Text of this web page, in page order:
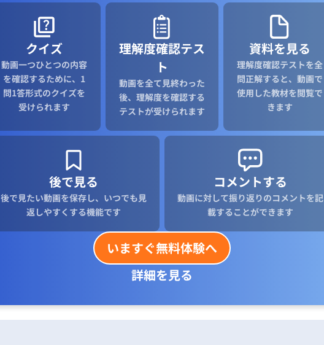
クイズ
動画一つひとつの内容
を確認するために、1
問1答形式のクイズを
受けられます
理解度確認テス
ト
動画を全て見終わった
後、理解度を確認する
テストが受けられます
資料を見る
理解度確認テストを全
問正解すると、動画で
使用した教材を閲覧で
きます
後で見る
後で見たい動画を保存し、いつでも見
返しやすくする機能です
コメントする
動画に対して振り返りのコメントを記
載することができます
いますぐ無料体験へ
詳細を見る